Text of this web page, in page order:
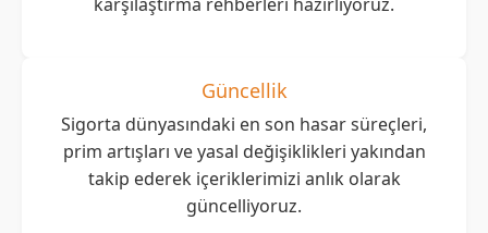
karşılaştırma rehberleri hazırlıyoruz.
Güncellik
Sigorta dünyasındaki en son hasar süreçleri,
prim artışları ve yasal değişiklikleri yakından
takip ederek içeriklerimizi anlık olarak
güncelliyoruz.